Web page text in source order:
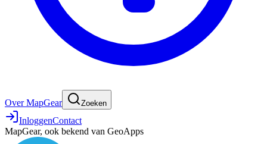
Over MapGear Zoeken
InloggenContact
MapGear, ook bekend van GeoApps